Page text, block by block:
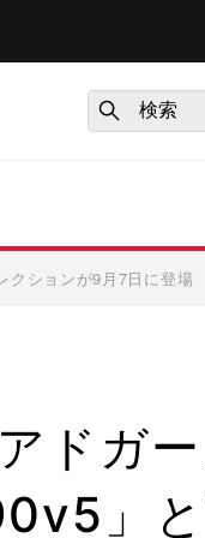
クションが9月7日に登場
ドガ
」